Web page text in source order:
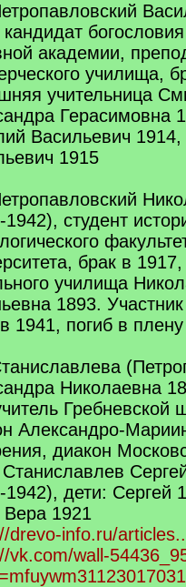
академии,
училища,
учительница
Герасимовна
Васильевич 1914,
1915
1942), студент
брак в
училища
1893.
1941, погиб в
Николаевна
Гребневской
Александро-
диакон
1942), дети: Сергей
Вера 1921
drevo-info.ru/
vk.com/wall-